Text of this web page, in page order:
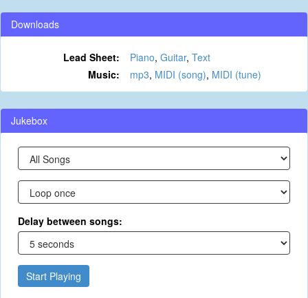
Downloads
Lead Sheet: Piano, Guitar, Text
Music:
mp3, MIDI (song), MIDI (tune)
Jukebox
Delay between songs:
Start Playing